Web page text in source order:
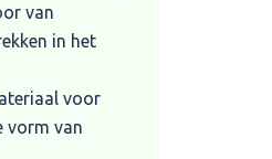
van
in het
voor
vorm van